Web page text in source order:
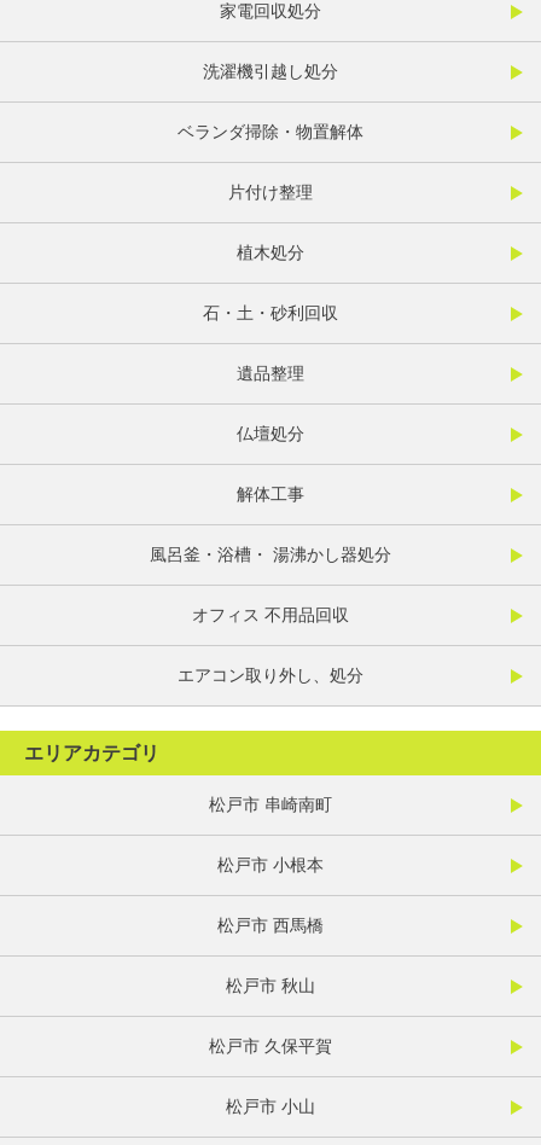
家電回収処分
洗濯機引越し処分
ベランダ掃除・物置解体
片付け整理
植木処分
石・土・砂利回収
遺品整理
仏壇処分
解体工事
風呂釜・浴槽・ 湯沸かし器処分
オフィス 不用品回収
エアコン取り外し、処分
エリアカテゴリ
松戸市 串崎南町
松戸市 小根本
松戸市 西馬橋
松戸市 秋山
松戸市 久保平賀
松戸市 小山